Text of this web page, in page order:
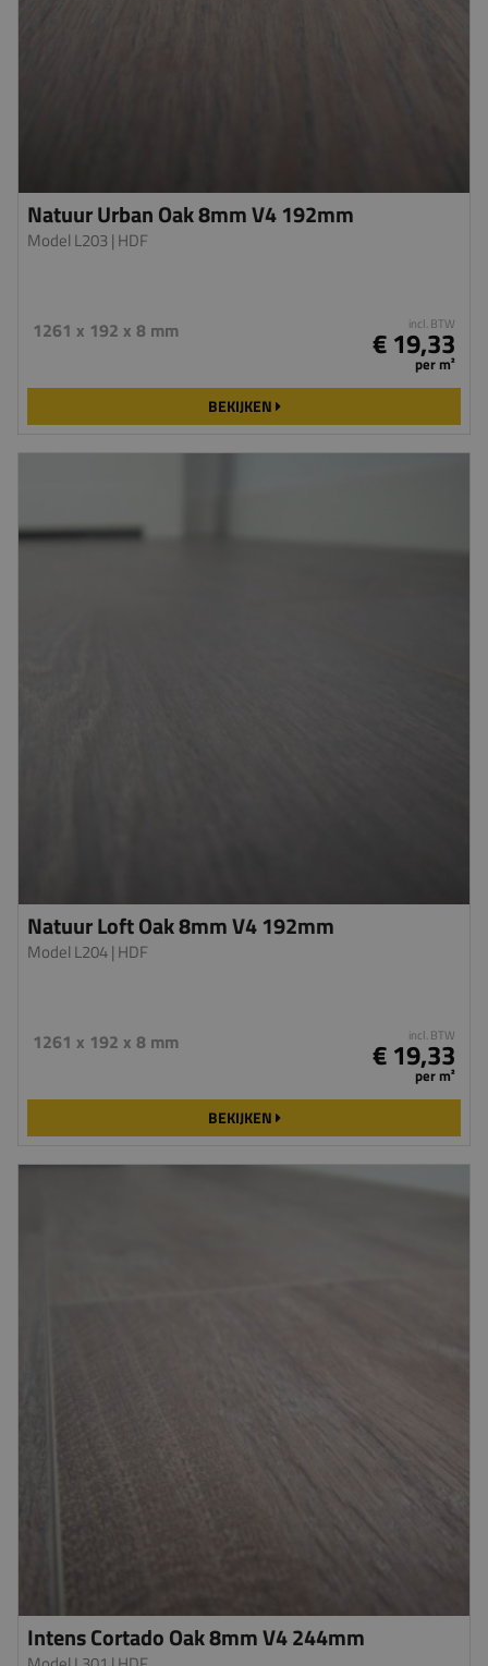
Natuur Urban Oak 8mm V4 192mm
Model L203 | HDF
1261 x 192 x 8 mm incl. BTW
€ 19,33
per m²
BEKIJKEN
Natuur Loft Oak 8mm V4 192mm
Model L204| HDF
1261 x 192 x 8 mm incl. BTW
€ 19,33
per m²
BEKIJKEN
Intens Cortado Oak 8mm V4 244mm